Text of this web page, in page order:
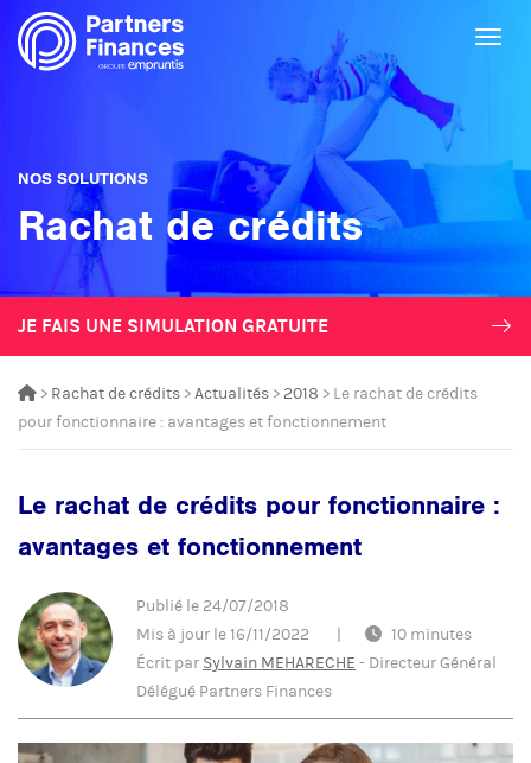
NOS SOLUTIONS
Rachat de crédits
JE FAIS UNE SIMULATION GRATUITE
> Rachat de crédits >Actualités > 2018 > Le rachat de crédits
pour fonctionnaire : avantages et fonctionnement
Le rachat de crédits pour fonctionnaire :
avantages et fonctionnement
Publié le 24/07/2018
Mis à jour le16/11/2022 |
10 minutes
Écrit par Sylvain MEHARECHE - Directeur Général
Délégué Partners Finances